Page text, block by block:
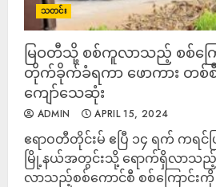
သတင်း
မြဝတီသို့ စစ်ကူလာသည့် စစ်ကြေ
တိုက်ခိုက်ခံရကာ ဖောကား တစ်စီး
ကျော်သေဆုံး
ADMIN APRIL 15, 2024
ဧရာဝတီတိုင်းမ် ဧပြီ ၁၄ ရက် ကရ
မြို့နယ်အတွင်းသို့ ရောက်ရှိလာသ
လာသည့်စစ်ကောင်စီ စစ်ကြောင်း